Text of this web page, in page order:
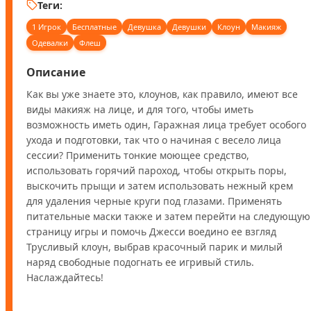
Теги:
1 Игрок Бесплатные Девушка Девушки Клоун
Макияж
Одевалки
Флеш
Описание
Как вы уже знаете это, клоунов, как правило, имеют все
виды макияж на лице, и для того, чтобы иметь
возможность иметь один, Гаражная лица требует особого
ухода и подготовки, так что о начиная с весело лица
сессии? Применить тонкие моющее средство,
использовать горячий пароход, чтобы открыть поры,
выскочить прыщи и затем использовать нежный крем
для удаления черные круги под глазами. Применять
питательные маски также и затем перейти на следующую
страницу игры и помочь Джесси воедино ее взгляд
Трусливый клоун, выбрав красочный парик и милый
наряд свободные подогнать ее игривый стиль.
Наслаждайтесь!